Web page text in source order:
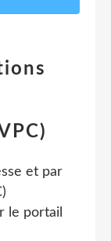
et par
le portail